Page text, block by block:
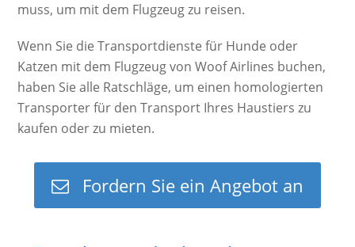
muss, um mit dem Flugzeug zu reisen.
Wenn Sie die Transportdienste für Hunde oder
Katzen mit dem Flugzeug von Woof Airlines buchen,
haben Sie alle Ratschläge, um einen homologierten
Transporter für den Transport Ihres Haustiers zu
kaufen oder zu mieten.
Fordern Sie ein Angebot an